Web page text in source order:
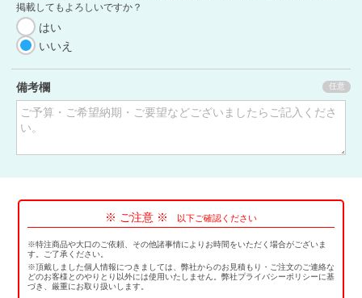
掲載してもよろしいですか？
はい
いいえ
備考欄
※ ご注意 ※ 以下ご確認ください
※特注商品や大口のご依頼、その他諸事情によりお時間をいただく場合がございま
す。ご了承ください。
※頂戴しました個人情報につきましては、弊社からのお見積もり・ご注文のご連絡な
どのお客様とのやりとり以外には使用いたしません。弊社プライバシーポリシーに基
づき、厳重にお取り扱いします。